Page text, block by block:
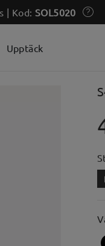
| Kod:SOL5020
Upptäck